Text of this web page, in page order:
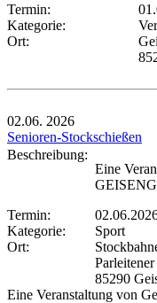
Termin:
Kategorie:
Ort:
02.06. 2026
Senioren-Stockschießen
Beschreibung:
Eine
Termin:
Kategorie:
Sport
Ort:
85290
Eine Veranstaltung von